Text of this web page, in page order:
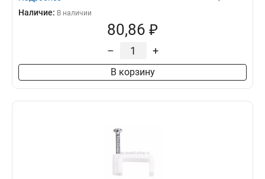
Наличие: В наличии
80,86 ₽
– +
В корзину